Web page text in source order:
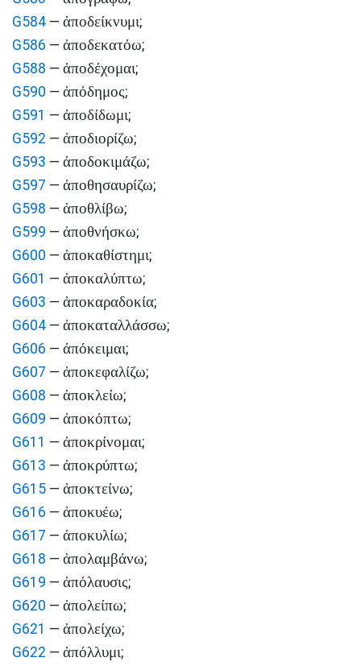
G584 — ἀποδείκνυμι;
G586 — ἀποδεκατόω;
G588 — ἀποδέχομαι;
G590 — ἀπόδημος;
G591 — ἀποδίδωμι;
G592 — ἀποδιορίζω;
G593 — ἀποδοκιμάζω;
G597 — ἀποθησαυρίζω;
G598 — ἀποθλίβω;
G599 — ἀποθνήσκω;
G600 — ἀποκαθίστημι;
G601 — ἀποκαλύπτω;
G603 — ἀποκαραδοκία;
G604 — ἀποκαταλλάσσω;
G606 — ἀπόκειμαι;
G607 — ἀποκεφαλίζω;
G608 — ἀποκλείω;
G609 — ἀποκόπτω;
G611 — ἀποκρίνομαι;
G613 — ἀποκρύπτω;
G615 — ἀποκτείνω;
G616 — ἀποκυέω;
G617 — ἀποκυλίω;
G618 — ἀπολαμβάνω;
G619 — ἀπόλαυσις;
G620 — ἀπολείπω;
G621 — ἀπολείχω;
G622 — ἀπόλλυμι;